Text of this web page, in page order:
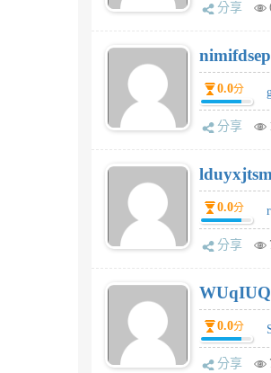
分享
0.0分
分享
0.0分
分享
0.0分
分享